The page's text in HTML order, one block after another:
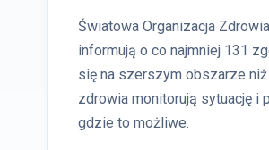
Światowa Organizacja
informują o co najmniej 131
się na szerszym obszarze
zdrowia monitorują sytuację i
gdzie to możliwe.